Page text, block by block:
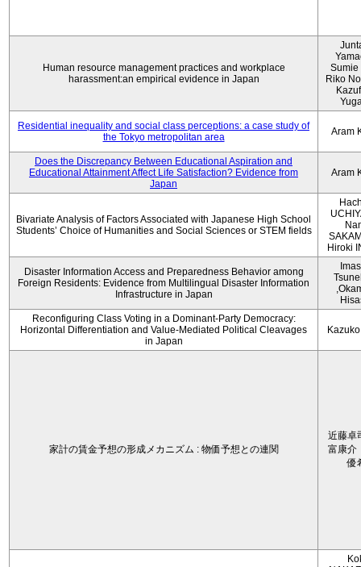
Human resource management practices and workplace
harassment:an empirical evidence in Japan
Sumie
Riko
Residential inequality and social class perceptions: a case study of
the Tokyo metropolitan area
Aram
Does the Discrepancy Between Educational Aspiration and
Educational Attainment Affect Life Satisfaction? Evidence from
Japan
Aram
Bivariate Analysis of Factors Associated with Japanese High School
Students’ Choice of Humanities and Social Sciences or STEM fields
Hiroki
Disaster Information Access and Preparedness Behavior among
Foreign Residents: Evidence from Multilingual Disaster Information
Infrastructure in Japan
Reconfiguring Class Voting in a Dominant-Party Democracy:
Horizontal Differentiation and Value-Mediated Political Cleavages
in Japan
家計の賃金予想の形成メカニズム : 物価予想との連関
近藤卓
富康介
優